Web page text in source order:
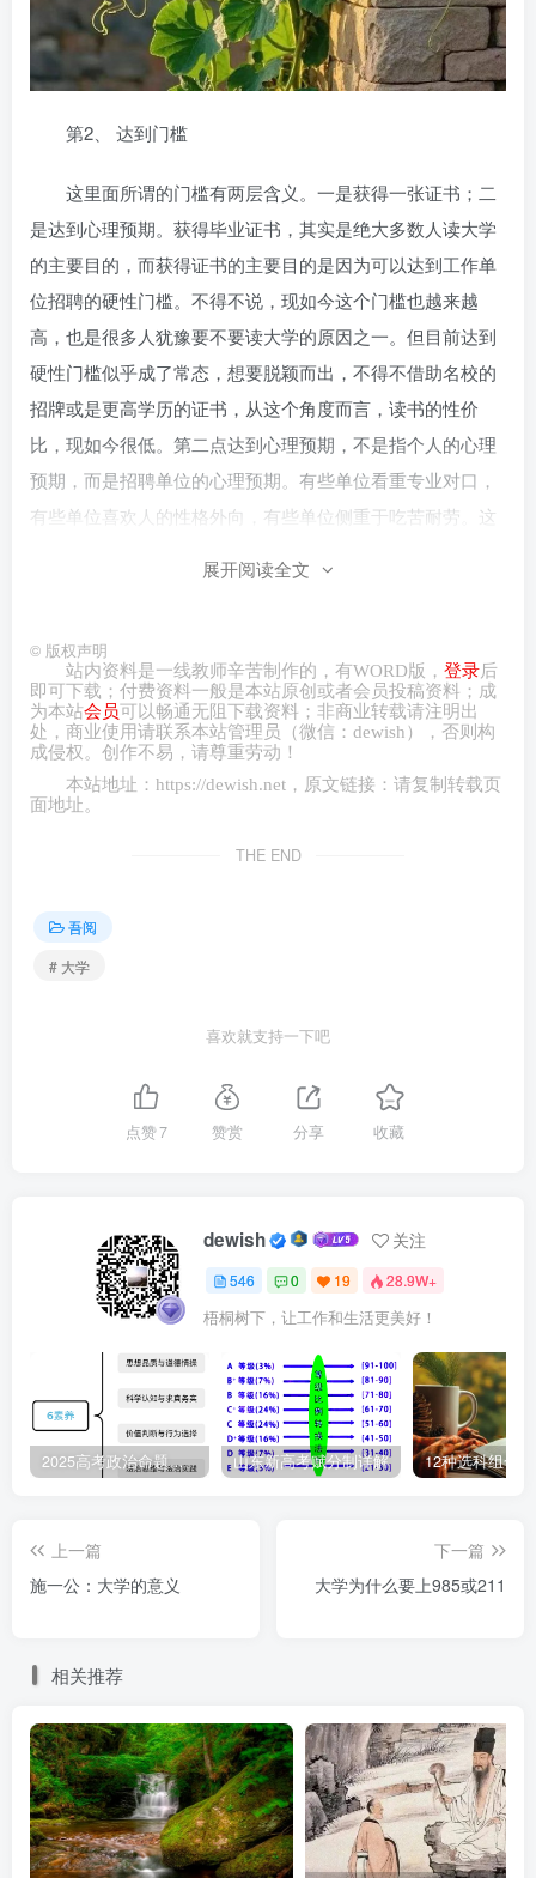
第2、 达到门槛
这里面所谓的门槛有两层含义。一是获得一张证书；二
是达到心理预期。获得毕业证书，其实是绝大多数人读大学
的主要目的，而获得证书的主要目的是因为可以达到工作单
位招聘的硬性门槛。不得不说，现如今这个门槛也越来越
高，也是很多人犹豫要不要读大学的原因之一。但目前达到
硬性门槛似乎成了常态，想要脱颖而出，不得不借助名校的
招牌或是更高学历的证书，从这个角度而言，读书的性价
比，现如今很低。第二点达到心理预期，不是指个人的心理
预期，而是招聘单位的心理预期。有些单位看重专业对口，
有些单位喜欢人的性格外向，有些单位侧重于吃苦耐劳。这
完大学，一个人能全方面达到招聘单位的预期，也就能顺利
且互相欣赏。读大学的过程，其实也是在培养这个心理预期
的过程。你的专业性，你看待事物的态度，你的处事方法，
都会被参考。
第3、 进入圈子
这几年“圈子”这个词比较火。圈子虽然看不见，但确实
圈子，并随着时间推移，涉入不同的圈子。考入名校是一个
圈子；出国留学是另一个圈子；读不同的专业，是另一圈
入的圈子。这也是为什么很多人已经工作了，而且各方面待
多卷，而是他们想要进入不同的圈子。圈子有时候能够成就
一个人，改变一个人，但圈子也能击垮一个人，淘汰一个
本文来自网易。
展开阅读全文
© 版权声明
站内资料是一线教师辛苦制作的，有WORD版， 登录后
即可下载；付费资料一般是本站原创或者会员投稿资料；成
为本站会员可以畅通无阻下载资料；非商业转载请注明出
处，商业使用请联系本站管理员（微信： dewish ），否则构
成侵权。创作不易，请尊重劳动！
本站地址： https://dewish.net ，原文链接：请复制转载页
面地址。
THE END
吾阅
# 大学
喜欢就支持一下吧
点赞7 赞赏 分享 收藏
dewish 关注
546 0 19 28.9W+
梧桐树下，让工作和生活更美好！
2025高考政治命题纲要解读 山东新高考赋分制详解 12种选科组合
上一篇
施一公：大学的意义
下一篇
大学为什么要上985或211
相关推荐